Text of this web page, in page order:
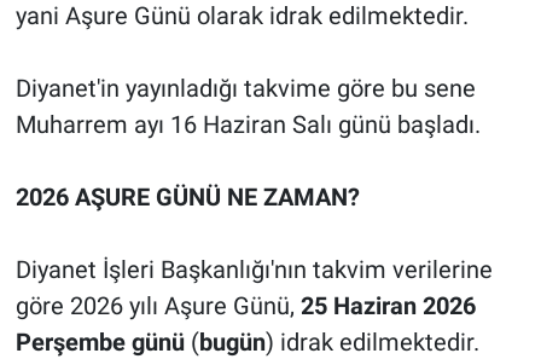
yani Aşure Günü olarak idrak edilmektedir.
Diyanet'in yayınladığı takvime göre bu sene
Muharrem ayı 16 Haziran Salı günü başladı.
2026 AŞURE GÜNÜ NE ZAMAN?
Diyanet İşleri Başkanlığı'nın takvim verilerine
göre 2026 yılı Aşure Günü, 25 Haziran 2026
Perşembe günü (bugün) idrak edilmektedir.